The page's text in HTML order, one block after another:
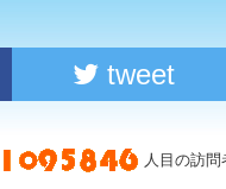
tweet
人目の訪